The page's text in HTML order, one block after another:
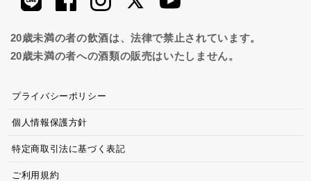
20歳未満の者の飲酒は、法律で禁止されています。
20歳未満の者への酒類の販売はいたしません。
プライバシーポリシー
個人情報保護方針
特定商取引法に基づく表記
ご利用規約